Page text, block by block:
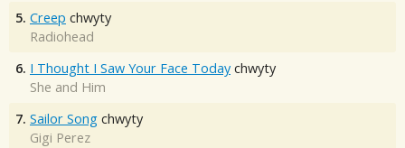
5. Creep chwyty
Radiohead
6. I Thought I Saw Your Face Today chwyty
She and Him
7. Sailor Song chwyty
Gigi Perez